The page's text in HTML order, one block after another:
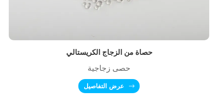
حصاة من الزجاج الكريستالي
حصى زجاجية
عرض التفاصيل